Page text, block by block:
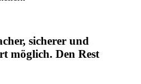
sicherer und
möglich. Den Rest